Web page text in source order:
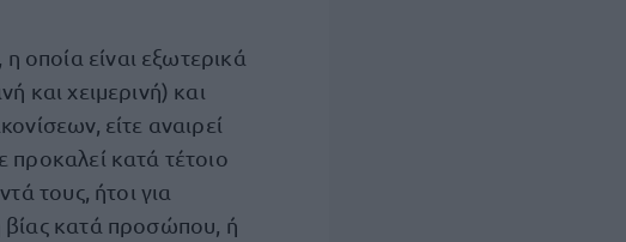
η οποία είναι εξωτερικά
και χειμερινή) και
είτε αναιρεί
προκαλεί κατά τέτοιο
τους, ήτοι για
βίας κατά προσώπου, ή